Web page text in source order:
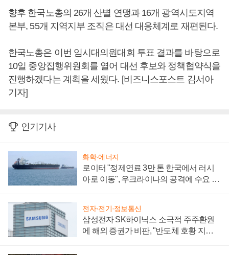
향후 한국노총의 26개 산별 연맹과 16개 광역시도지역
본부, 55개 지역지부 조직은 대선 대응체계로 재편된다.
한국노총은 이번 임시대의원대회 투표 결과를 바탕으로
10일 중앙집행위원회를 열어 대선 후보와 정책협약식을
진행하겠다는 계획을 세웠다. [비즈니스포스트 김서아
기자]
인기기사
화학·에너지
로이터 "정제연료 3만 톤 한국에서 러시
아로 이동", 우크라이나의 공격에 수요 늘
전자·전기·정보통신
삼성전자 SK하이닉스 소극적 주주환원
에 해외 증권가 비판, "반도체 호황 지속